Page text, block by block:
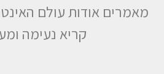
מאמרים אודות עולם
קריא נעימה